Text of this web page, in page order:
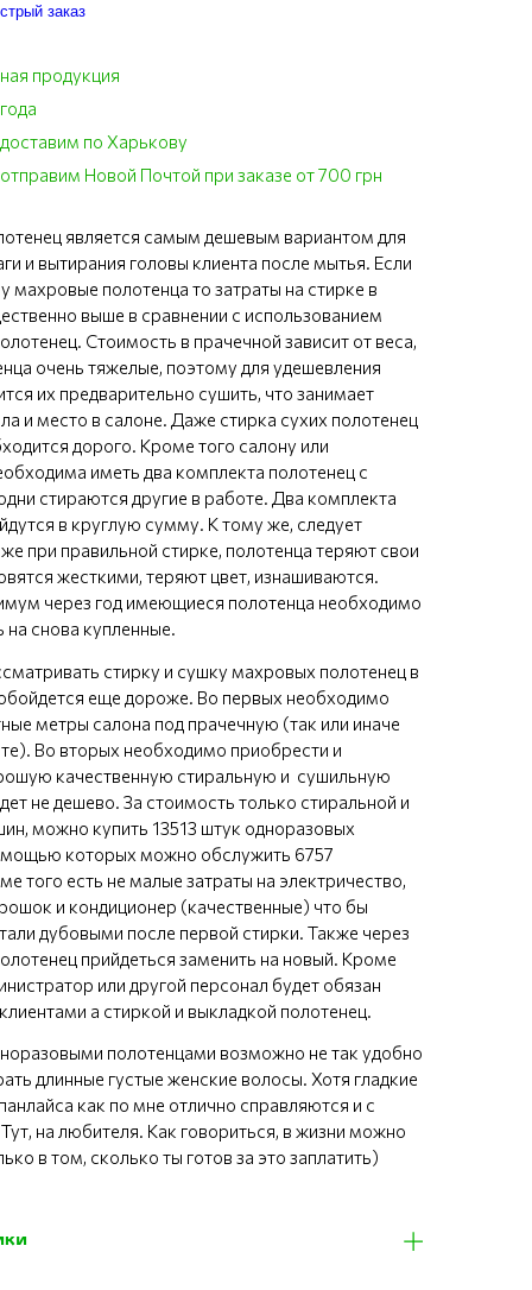
заказ
продукция
по Харькову
Новой Почтой при заказе от 700 грн
является самым дешевым вариантом для
и вытирания головы клиента после мытья. Если
махровые полотенца то затраты на стирке в
выше в сравнении с использованием
Стоимость в прачечной зависит от веса,
очень тяжелые, поэтому для удешевления
их предварительно сушить, что занимает
и место в салоне. Даже стирка сухих полотенец
дорого. Кроме того салону или
иметь два комплекта полотенец с
стираются другие в работе. Два комплекта
в круглую сумму. К тому же, следует
при правильной стирке, полотенца теряют свои
жесткими, теряют цвет, изнашиваются.
через год имеющиеся полотенца необходимо
на снова купленные.
стирку и сушку махровых полотенец в
еще дороже. Во первых необходимо
метры салона под прачечную (так или иначе
Во вторых необходимо приобрести и
качественную стиральную и сушильную
не дешево. За стоимость только стиральной и
можно купить 13513 штук одноразовых
которых можно обслужить 6757
того есть не малые затраты на электричество,
и кондиционер (качественные) что бы
дубовыми после первой стирки. Также через
прийдеться заменить на новый. Кроме
или другой персонал будет обязан
а стиркой и выкладкой полотенец.
полотенцами возможно не так удобно
длинные густые женские волосы. Хотя гладкие
как по мне отлично справляются и с
на любителя. Как говориться, в жизни можно
в том, сколько ты готов за это заплатить)